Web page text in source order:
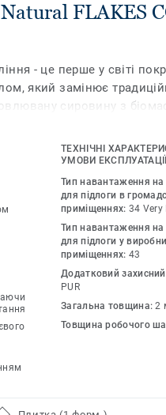
FLAKES
- це перше у світі
який замінює
сировину з
принципів балансу маси
аудиторами.
Natural пропонує
приміщень рішення для
викидів парникових
зі звичайним однорідним
один з найнижчих
гнучких покриттів для
нашої циклічної добірки.
і D (сценарій переробки)
для нашого
EPD ERF20180176-CCI1-
ТЕХНІЧНІ
УМОВИ ЕКСПЛУАТАЦІЇ
Тип навантаження на
для підлоги в
приміщеннях: 34 Very
Тип навантаження на
для підлоги у
приміщеннях: 43
Додатковий
PUR
Загальна товщина:2
Товщина робочого